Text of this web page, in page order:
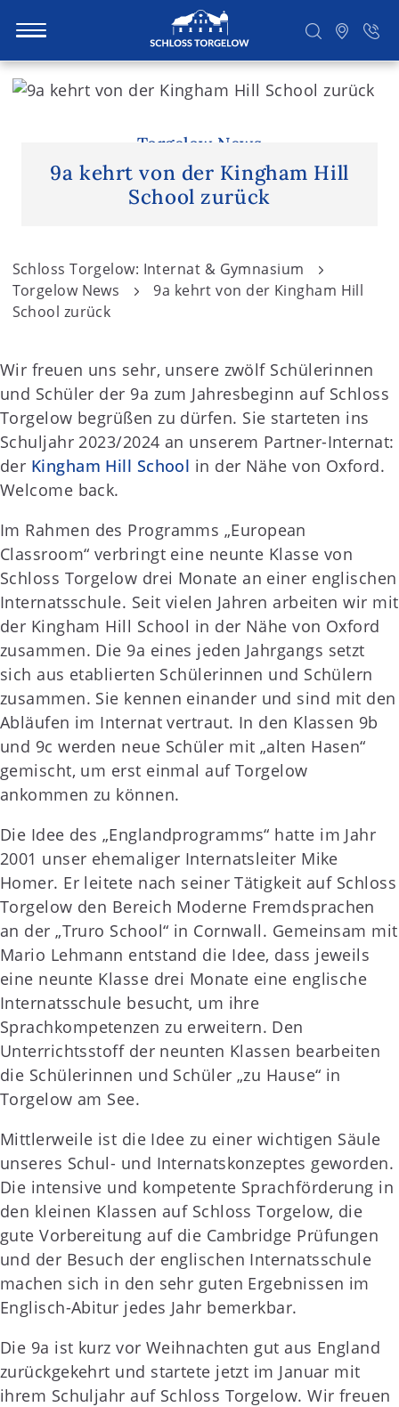
S
t
Torgelow News
9a kehrt von der Kingham Hill
School zurück
Schloss Torgelow: Internat & Gymnasium
Torgelow News
9a kehrt von der Kingham Hill
School zurück
Wir freuen uns sehr, unsere zwölf Schülerinnen
und Schüler der 9a zum Jahresbeginn auf Schloss
Torgelow begrüßen zu dürfen. Sie starteten ins
Schuljahr 2023/2024 an unserem Partner-Internat:
der Kingham Hill School in der Nähe von Oxford.
Welcome back.
Im Rahmen des Programms „European
Classroom“ verbringt eine neunte Klasse von
Schloss Torgelow drei Monate an einer englischen
Internatsschule. Seit vielen Jahren arbeiten wir mit
der Kingham Hill School in der Nähe von Oxford
zusammen. Die 9a eines jeden Jahrgangs setzt
sich aus etablierten Schülerinnen und Schülern
zusammen. Sie kennen einander und sind mit den
Abläufen im Internat vertraut. In den Klassen 9b
und 9c werden neue Schüler mit „alten Hasen“
gemischt, um erst einmal auf Torgelow
ankommen zu können.
Die Idee des „Englandprogramms“ hatte im Jahr
2001 unser ehemaliger Internatsleiter Mike
Homer. Er leitete nach seiner Tätigkeit auf Schloss
Torgelow den Bereich Moderne Fremdsprachen
an der „Truro School“ in Cornwall. Gemeinsam mit
Mario Lehmann entstand die Idee, dass jeweils
eine neunte Klasse drei Monate eine englische
Internatsschule besucht, um ihre
Sprachkompetenzen zu erweitern. Den
Unterrichtsstoff der neunten Klassen bearbeiten
die Schülerinnen und Schüler „zu Hause“ in
Torgelow am See.
Mittlerweile ist die Idee zu einer wichtigen Säule
unseres Schul- und Internatskonzeptes geworden.
Die intensive und kompetente Sprachförderung in
den kleinen Klassen auf Schloss Torgelow, die
gute Vorbereitung auf die Cambridge Prüfungen
und der Besuch der englischen Internatsschule
machen sich in den sehr guten Ergebnissen im
Englisch-Abitur jedes Jahr bemerkbar.
Die 9a ist kurz vor Weihnachten gut aus England
zurückgekehrt und startete jetzt im Januar mit
ihrem Schuljahr auf Schloss Torgelow. Wir freuen